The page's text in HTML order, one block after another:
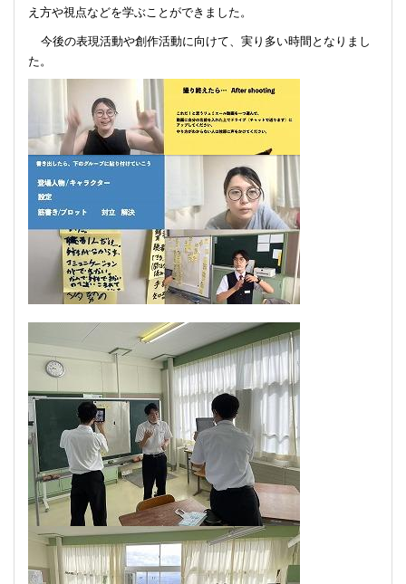
え方や視点などを学ぶことができました。
今後の表現活動や創作活動に向けて、実り多い時間となりまし
た。